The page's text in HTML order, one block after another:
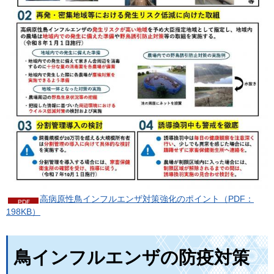
高病原性鳥インフルエンザ対策強化のポイント（PDF：
198KB）
鳥インフルエンザの防疫対策